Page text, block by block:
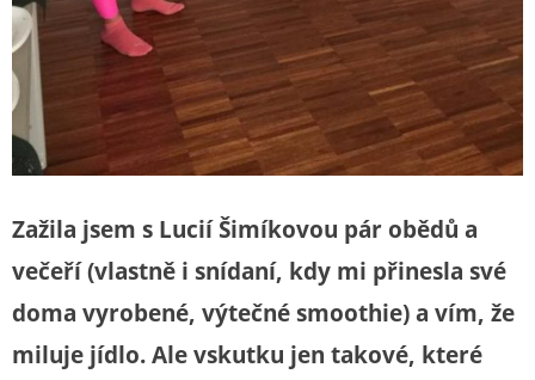
Zažila jsem s Lucií Šimíkovou pár obědů a
večeří (vlastně i snídaní, kdy mi přinesla své
doma vyrobené, výtečné smoothie) a vím, že
miluje jídlo. Ale vskutku jen takové, které